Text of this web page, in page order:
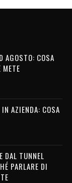
AGOSTO: COSA
METE
AZIENDA: COSA
DAL TUNNEL
PARLARE DI